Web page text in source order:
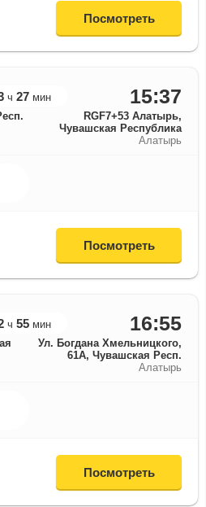
Посмотреть
ч 27 мин 15:37
RGF7+53 Алатырь,
Чувашская Республика
Алатырь
Посмотреть
ч 55 мин 16:55
Ул. Богдана Хмельницкого,
61А, Чувашская Респ.
Алатырь
Посмотреть